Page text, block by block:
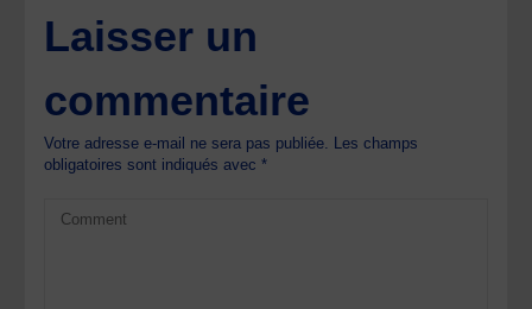
Laisser un
commentaire
Votre adresse e-mail ne sera pas publiée. Les champs
obligatoires sont indiqués avec*